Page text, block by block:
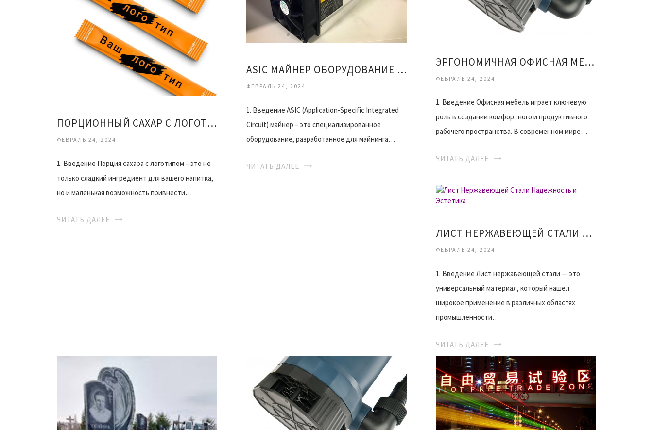
ПОРЦИОННЫЙ САХАР С ЛОГОТИПОМ ПЕРСОНАЛИЗИРОВАННЫЙ ШТРИХ В ВАШЕМ КОФЕ
ФЕВРАЛЬ 24, 2024
1. Введение Порция сахара с логотипом – это не
только сладкий ингредиент для вашего напитка,
но и маленькая возможность привнести…
ЧИТАТЬ ДАЛЕЕ
ASIC МАЙНЕР ОБОРУДОВАНИЕ ДЛЯ КРИПТОВАЛЮТНОГО МАЙНИНГА
ФЕВРАЛЬ 24, 2024
1. Введение ASIC (Application-Specific Integrated
Circuit) майнер – это специализированное
оборудование, разработанное для майнинга…
ЧИТАТЬ ДАЛЕЕ
ЭРГОНОМИЧНАЯ ОФИСНАЯ МЕБЕЛЬ ЗАБОТА О ЗДОРОВЬЕ
ФЕВРАЛЬ 24, 2024
1. Введение Офисная мебель играет ключевую
роль в создании комфортного и продуктивного
рабочего пространства. В современном мире…
ЧИТАТЬ ДАЛЕЕ
ЛИСТ НЕРЖАВЕЮЩЕЙ СТАЛИ НАДЕЖНОСТЬ И ЭСТЕТИКА
ФЕВРАЛЬ 24, 2024
1. Введение Лист нержавеющей стали — это
универсальный материал, который нашел
широкое применение в различных областях
промышленности…
ЧИТАТЬ ДАЛЕЕ